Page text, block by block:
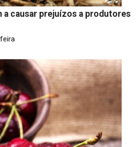
a causar prejuízos a produtores